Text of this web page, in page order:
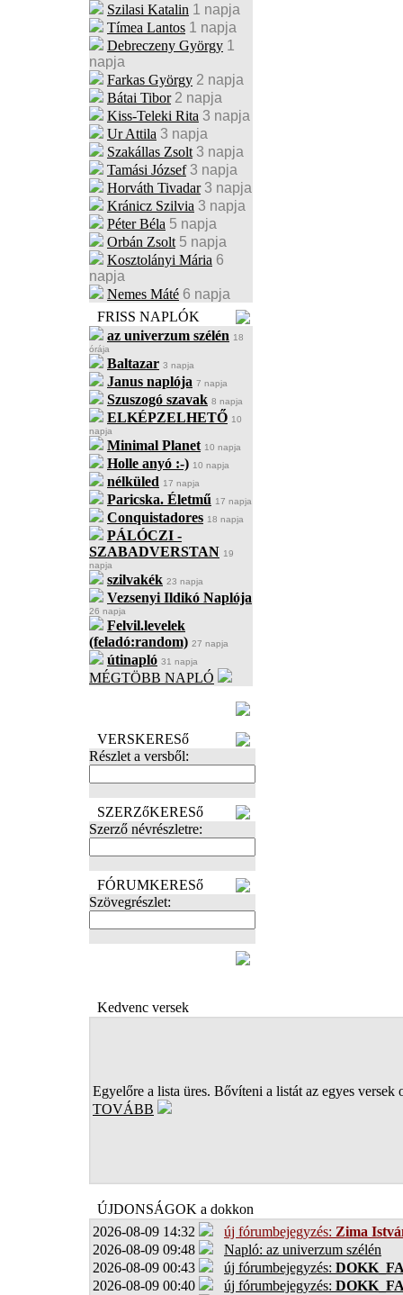
Szilasi Katalin 1 napja
Tímea Lantos 1 napja
Debreczeny György 1
napja
Farkas György 2 napja
Bátai Tibor 2 napja
Kiss-Teleki Rita 3 napja
Ur Attila 3 napja
Szakállas Zsolt 3 napja
Tamási József 3 napja
Horváth Tivadar 3 napja
Kránicz Szilvia 3 napja
Péter Béla 5 napja
Orbán Zsolt 5 napja
Kosztolányi Mária 6
napja
Nemes Máté 6 napja
FRISS NAPLÓK
az univerzum szélén 18
órája
Baltazar 3 napja
Janus naplója 7 napja
Szuszogó szavak 8 napja
ELKÉPZELHETŐ 10
napja
Minimal Planet 10 napja
Holle anyó :-) 10 napja
nélküled 17 napja
Paricska. Életmű 17 napja
Conquistadores 18 napja
PÁLÓCZI -
SZABADVERSTAN 19
napja
szilvakék 23 napja
Vezsenyi Ildikó Naplója
26 napja
Felvil.levelek
(feladó:random) 27 napja
útinapló 31 napja
MÉGTÖBB NAPLÓ
VERSKERESő
Részlet a versből:
SZERZőKERESő
Szerző névrészletre:
FÓRUMKERESő
Szövegrészlet:
Kedvenc versek
Egyelőre a lista üres. Bővíteni a listát az egyes versek
TOVÁBB
ÚJDONSÁGOK a dokkon
2026-08-09 14:32
új fórumbejegyzés: Zima
2026-08-09 09:48
Napló: az univerzum szélén
2026-08-09 00:43
új fórumbejegyzés:
2026-08-09 00:40
új fórumbejegyzés: